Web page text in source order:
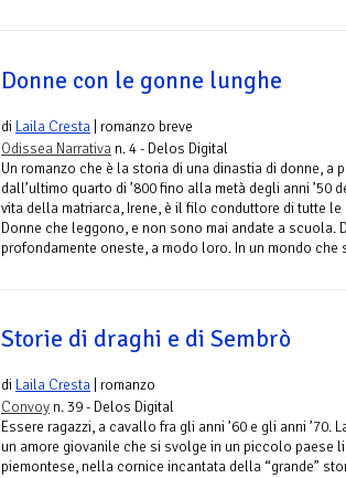
Donne con le gonne lunghe
di Laila Cresta | romanzo breve
Odissea Narrativa n. 4 - Delos Digital
Un romanzo che è la storia di una dinastia di donne, a
dall’ultimo quarto di ’800 fino alla metà degli anni ’50
vita della matriarca, Irene, è il filo conduttore di tutte le
Donne che leggono, e non sono mai andate a scuola.
profondamente oneste, a modo loro. In un mondo che
Storie di draghi e di Sembrò
di Laila Cresta | romanzo
Convoy n. 39 - Delos Digital
Essere ragazzi, a cavallo fra gli anni ’60 e gli anni ’70.
un amore giovanile che si svolge in un piccolo paese
piemontese, nella cornice incantata della “grande”